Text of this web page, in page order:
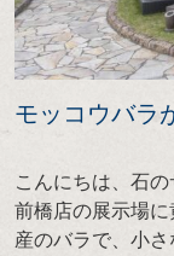
モッコウバラ
こんにちは、石
前橋店の展示場
産のバラで、小